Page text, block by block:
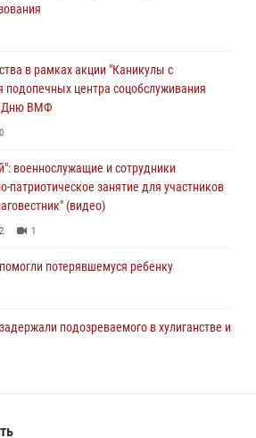
России генерал армии Виктор Золотов
тыла с профессиональным
в кафе и сауне подозреваемых
в рамках акции "Каникулы с
подопечных центра соцобслуживания
Дню ВМФ
военнослужащие и сотрудники
патриотическое занятие для участников
(видео)
1
потерявшемуся ребенку
подозреваемого в хулиганстве и
и поступления в ведомственные вузы